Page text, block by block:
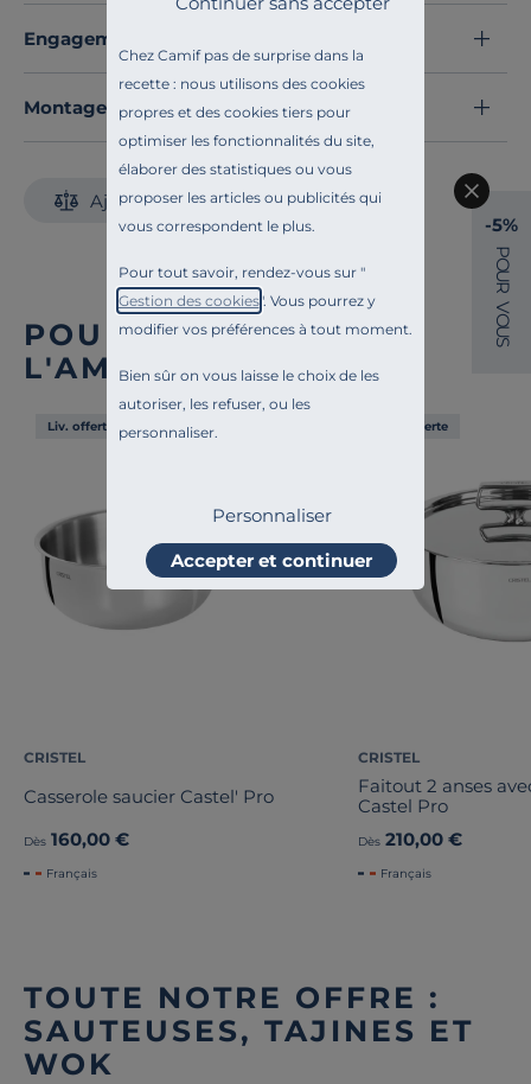
Chez Camif pas de surprise dans la
recette : nous utilisons des cookies
propres et des cookies tiers pour
optimiser les fonctionnalités du site,
élaborer des statistiques ou vous
proposer les articles ou publicités qui
vous correspondent le plus.
Pour tout savoir, rendez-vous sur "
Gestion des cookies". Vous pourrez y
modifier vos préférences à tout moment.
Bien sûr on vous laisse le choix de les
autoriser, les refuser, ou les
personnaliser.
Personnaliser
Accepter et continuer
l’humidité nécessaire pour des résultats tendres et
savoureux. Alliant une esthétique soignée en inox
brillant à une ergonomie renforcée par sa poignée
rivetée, cette sauteusefabriquée en France
est
compatible avec tous les feux, y compris l’induction.
Découvrez toute notre sélection :
Sauteuses, tajines et wok
Engagements et traçabilité
Montage et conseils d'entretien
Ajouter au comparateur
POUR COMPLÉTER
L'AMBIANCE
Liv. offerte
CRISTEL
Casserole saucier Castel' Pro
Dès 160,00 €
Français
Liv. offerte
CRISTEL
Faitout 2 anses
Castel Pro
Dès 210,00 €
Français
TOUTE NOTRE OFFRE :
SAUTEUSES, TAJINES ET
WOK
-5%
P
O
U
R
V
O
U
S